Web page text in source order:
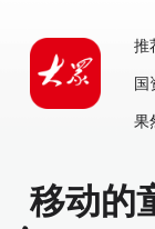
推
国
果
移动的